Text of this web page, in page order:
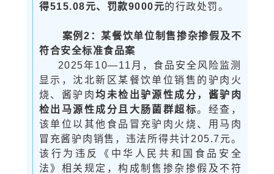
得515.08元、罚款9000元的行政处罚。
案例 2：某餐饮单位制售掺杂掺假及不
符合安全标准食品案
2025年10—11月，食品安全风险监测
显示，沈北新区某餐饮单位销售的驴肉火
烧、酱驴肉均未检出驴源性成分，酱驴肉
检出马源性成分且大肠菌群超标。经查，
该单位以其他食品冒充驴肉火烧、用马肉
冒充酱驴肉销售，违法所得共计205.7元。
该行为违反《中华人民共和国食品安全
法》相关规定，构成制售掺杂掺假及不符